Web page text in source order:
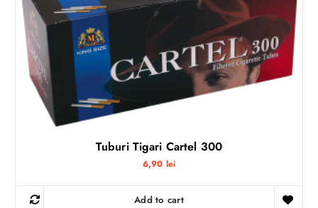
Tuburi Tigari Cartel 300
6,90 lei
Add to cart